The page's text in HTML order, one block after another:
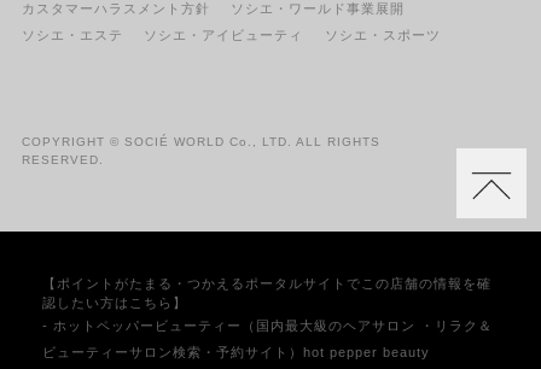
カスタマーハラスメント方針
ソシエ・ワールド事業展開
ソシエ・エステ
ソシエ・アイビューティ ソシエ・スポーツ
COPYRIGHT © SOCIÉ WORLD Co., LTD. ALL RIGHTS
RESERVED.
【ポイントがたまる・つかえるポータルサイトでこの店舗の情報を確
認したい方はこちら】
- ホットペッパービューティー（国内最大級のヘアサロン ・リラク＆
ビューティーサロン検索・予約サイト）hot pepper beauty